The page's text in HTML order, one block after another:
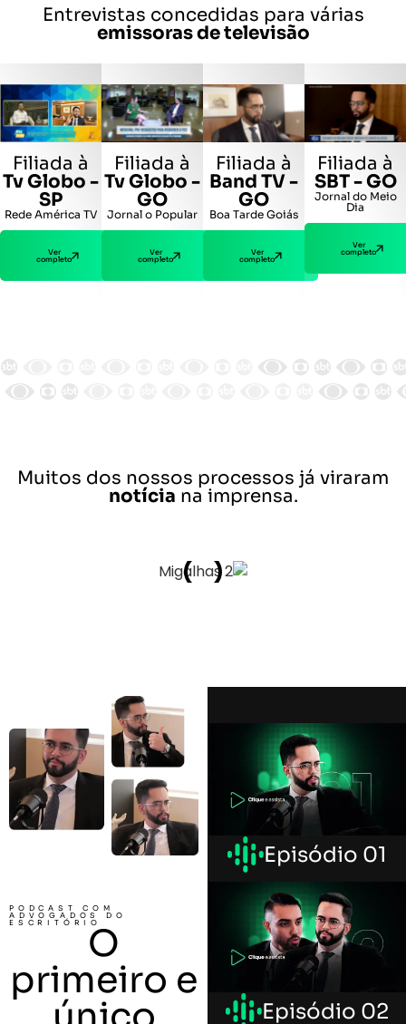
Entrevistas concedidas para várias
emissoras de televisão
Filiada à
Tv Globo -
SP
Rede América TV
Ver
completo
Filiada à
Tv Globo -
GO
Jornal o Popular
Ver
completo
Filiada à
Band TV -
GO
Boa Tarde Goiás
Ver
completo
Filiada à
SBT - GO
Jornal do Meio
Dia
Ver
completo
Muitos dos nossos processos já viraram
notícia na imprensa.
PODCAST COM
ADVOGADOS DO
ESCRITÓRIOO
primeiro e
Episódio 01
Episódio 02